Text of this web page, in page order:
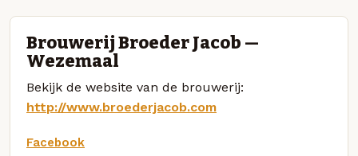
Brouwerij Broeder Jacob —
Wezemaal
Bekijk de website van de brouwerij:
http://www.broederjacob.com
Facebook